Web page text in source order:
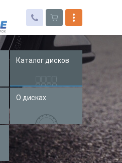
Каталог дисков
О дисках